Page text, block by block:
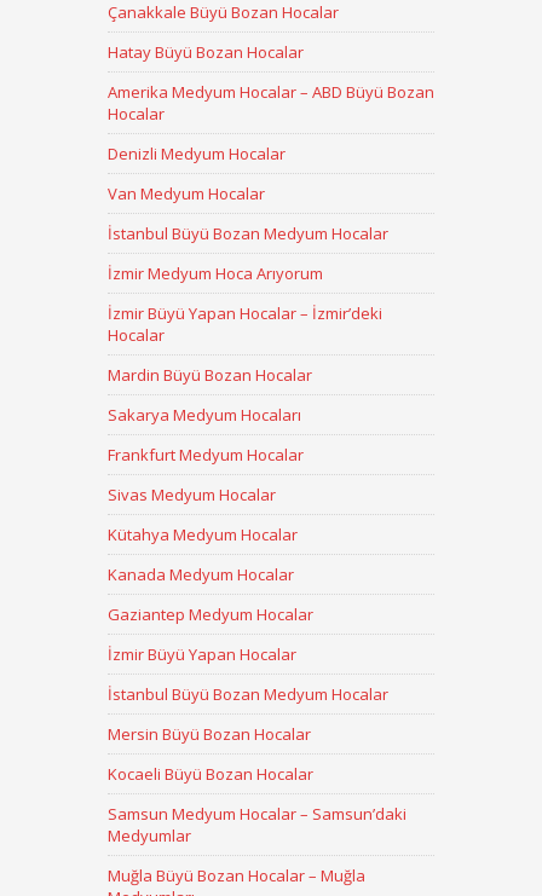
Çanakkale Büyü Bozan Hocalar
Hatay Büyü Bozan Hocalar
Amerika Medyum Hocalar – ABD Büyü Bozan
Hocalar
Denizli Medyum Hocalar
Van Medyum Hocalar
İstanbul Büyü Bozan Medyum Hocalar
İzmir Medyum Hoca Arıyorum
İzmir Büyü Yapan Hocalar – İzmir’deki
Hocalar
Mardin Büyü Bozan Hocalar
Sakarya Medyum Hocaları
Frankfurt Medyum Hocalar
Sivas Medyum Hocalar
Kütahya Medyum Hocalar
Kanada Medyum Hocalar
Gaziantep Medyum Hocalar
İzmir Büyü Yapan Hocalar
İstanbul Büyü Bozan Medyum Hocalar
Mersin Büyü Bozan Hocalar
Kocaeli Büyü Bozan Hocalar
Samsun Medyum Hocalar – Samsun’daki
Medyumlar
Muğla Büyü Bozan Hocalar – Muğla